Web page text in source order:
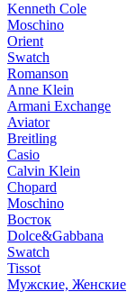
Kenneth Cole
Moschino
Orient
Swatch
Romanson
Anne Klein
Armani Exchange
Aviator
Breitling
Casio
Calvin Klein
Chopard
Moschino
Восток
Dolce&Gabbana
Swatch
Tissot
Мужские, Женские